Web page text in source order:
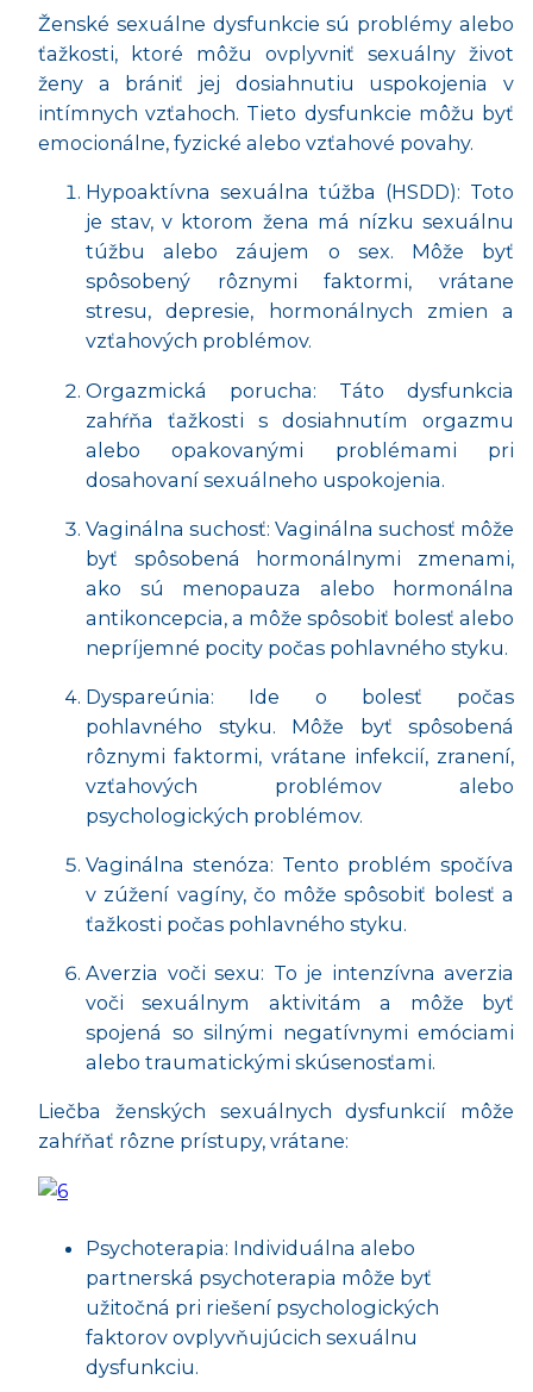
Ženské sexuálne dysfunkcie sú problémy alebo
ťažkosti, ktoré môžu ovplyvniť sexuálny život
ženy a brániť jej dosiahnutiu uspokojenia v
intímnych vzťahoch. Tieto dysfunkcie môžu byť
emocionálne, fyzické alebo vzťahové povahy.
Hypoaktívna sexuálna túžba (HSDD): Toto
je stav, v ktorom žena má nízku sexuálnu
túžbu alebo záujem o sex. Môže byť
spôsobený rôznymi faktormi, vrátane
stresu, depresie, hormonálnych zmien a
vzťahových problémov.
Orgazmická porucha: Táto dysfunkcia
zahŕňa ťažkosti s dosiahnutím orgazmu
alebo opakovanými problémami pri
dosahovaní sexuálneho uspokojenia.
Vaginálna suchosť: Vaginálna suchosť môže
byť spôsobená hormonálnymi zmenami,
ako sú menopauza alebo hormonálna
antikoncepcia, a môže spôsobiť bolesť alebo
nepríjemné pocity počas pohlavného styku.
Dyspareúnia: Ide o bolesť počas
pohlavného styku. Môže byť spôsobená
rôznymi faktormi, vrátane infekcií, zranení,
vzťahových problémov alebo
psychologických problémov.
Vaginálna stenóza: Tento problém spočíva
v zúžení vagíny, čo môže spôsobiť bolesť a
ťažkosti počas pohlavného styku.
Averzia voči sexu: To je intenzívna averzia
voči sexuálnym aktivitám a môže byť
spojená so silnými negatívnymi emóciami
alebo traumatickými skúsenosťami.
Liečba ženských sexuálnych dysfunkcií môže
zahŕňať rôzne prístupy, vrátane:
Psychoterapia: Individuálna alebo
partnerská psychoterapia môže byť
užitočná pri riešení psychologických
faktorov ovplyvňujúcich sexuálnu
dysfunkciu.